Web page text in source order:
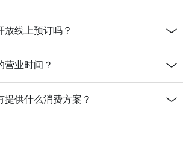
放线上预订吗？
营业时间？
提供什么消费方案？